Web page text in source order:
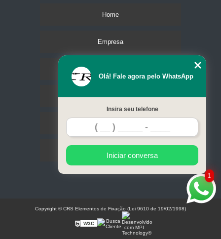
Home
Empresa
Serviços
Contato
1
Olá! Fale agora pelo WhatsApp
Insira seu telefone
Iniciar conversa
Copyright © CRS Elementos de Fixação (Lei 9610 de 19/02/1998)
W3C